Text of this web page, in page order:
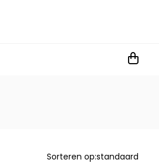
Sorteren op:standaard